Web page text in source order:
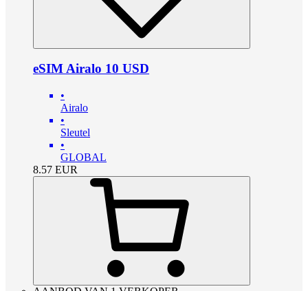
eSIM Airalo 10 USD
•
Airalo
•
Sleutel
•
GLOBAL
8.57 EUR